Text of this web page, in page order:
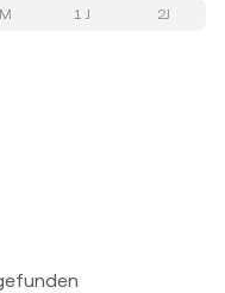
1 J 2J